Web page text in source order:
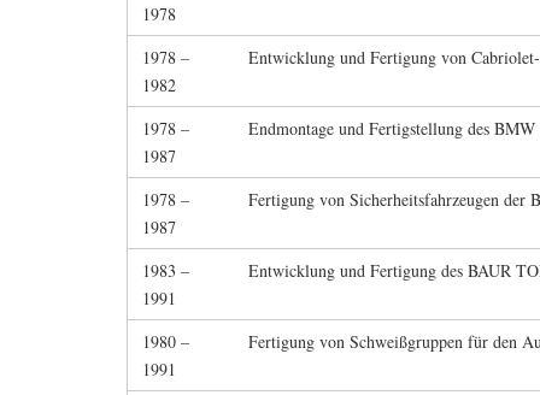
1978
1978 –
1982
Entwicklung und Fertigung von
1978 –
1987
Endmontage und Fertigstellung des
1978 –
1987
Fertigung von Sicherheitsfahrzeugen der
1983 –
1991
Entwicklung und Fertigung des BAUR
1980 –
1991
Fertigung von Schweißgruppen für den